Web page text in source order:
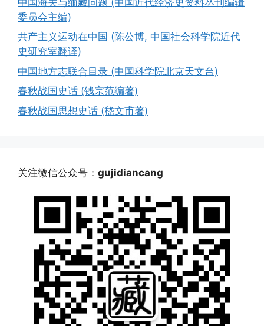
委员会主编)
共产主义运动在中国 (陈公博, 中国社会科学院近代
史研究室翻译)
中国地方志联合目录 (中国科学院北京天文台)
春秋战国史话 (钱宗范编著)
春秋战国思想史话 (嵇文甫著)
关注微信公众号： gujidiancang